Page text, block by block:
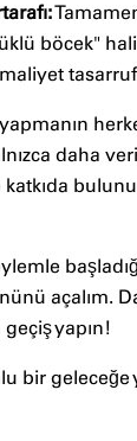
böcek"
daha
açalım.
yapın!
bir